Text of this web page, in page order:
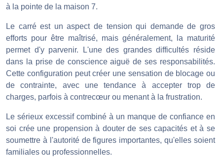
à la pointe de la maison 7.
Le carré est un aspect de tension qui demande de gros
efforts pour être maîtrisé, mais généralement, la maturité
permet d'y parvenir. L'une des grandes difficultés réside
dans la prise de conscience aiguë de ses responsabilités.
Cette configuration peut créer une sensation de blocage ou
de contrainte, avec une tendance à accepter trop de
charges, parfois à contrecœur ou menant à la frustration.
Le sérieux excessif combiné à un manque de confiance en
soi crée une propension à douter de ses capacités et à se
soumettre à l'autorité de figures importantes, qu'elles soient
familiales ou professionnelles.